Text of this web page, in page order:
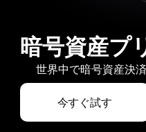
暗号資産プ
世界中で暗号資産決
今すぐ試す